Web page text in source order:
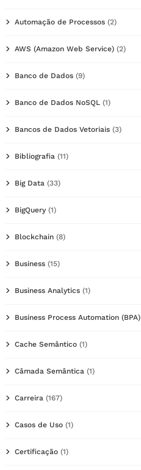
Automação de Processos (2)
AWS (Amazon Web Service) (2)
Banco de Dados (9)
Banco de Dados NoSQL (1)
Bancos de Dados Vetoriais (3)
Bibliografia (11)
Big Data (33)
BigQuery (1)
Blockchain (8)
Business (15)
Business Analytics (1)
Business Process Automation (BPA)
Cache Semântico (1)
Câmada Semântica (1)
Carreira (167)
Casos de Uso (1)
Certificação (1)